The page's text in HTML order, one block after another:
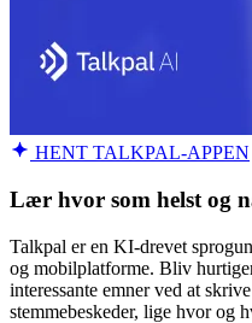
HENT TALKPAL-APPEN
Lær hvor som helst og
Talkpal er en KI-drevet
og mobilplatforme. Bliv
interessante emner ved at
stemmebeskeder, lige hvor og